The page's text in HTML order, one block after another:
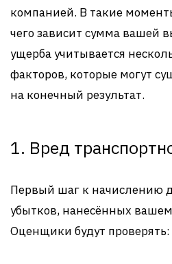
компанией. В такие
чего зависит сумма вашей
ущерба учитывается
факторов, которые могут
на конечный результат.
1. Вред
Первый шаг к начислению
убытков, нанесённых
Оценщики будут проверять: